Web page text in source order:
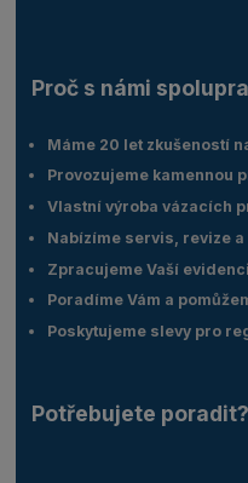
Proč s námi
Máme 20 let zkušeností
Provozujeme kamennou
Vlastní výroba vázacích
Nabízíme servis, revize
Zpracujeme Vaší
Poradíme Vám a
Poskytujeme slevy pro
Potřebujete poradit?